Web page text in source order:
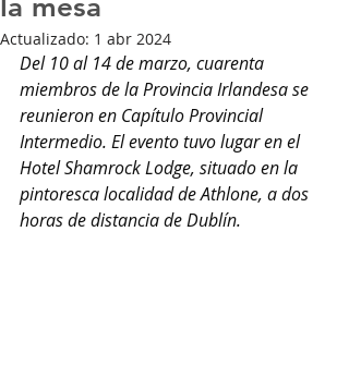
la mesa
Actualizado: 1 abr 2024
Del 10 al 14 de marzo, cuarenta
miembros de la Provincia Irlandesa se
reunieron en Capítulo Provincial
Intermedio. El evento tuvo lugar en el
Hotel Shamrock Lodge, situado en la
pintoresca localidad de Athlone, a dos
horas de distancia de Dublín.